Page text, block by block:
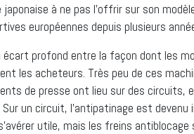
japonaise à ne pas l’offrir sur son
européennes depuis plusieurs
écart profond entre la façon dont les
les acheteurs. Très peu de ces
de presse ont lieu sur des circuits,
Sur un circuit, l’antipatinage est
utile, mais les freins